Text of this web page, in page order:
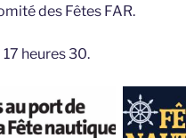
des Fêtes FAR.
heures 30.